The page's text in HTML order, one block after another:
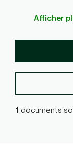
Afficher
1 documents